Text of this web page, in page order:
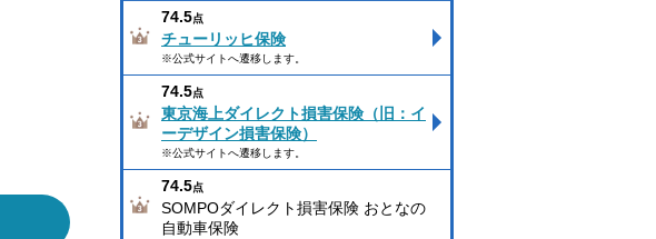
74.5点
チューリッヒ保険
※公式サイトへ遷移します。
74.5点
東京海上ダイレクト損害保険（旧：イ
ーデザイン損害保険）
※公式サイトへ遷移します。
74.5点
SOMPOダイレクト損害保険 おとなの
自動車保険